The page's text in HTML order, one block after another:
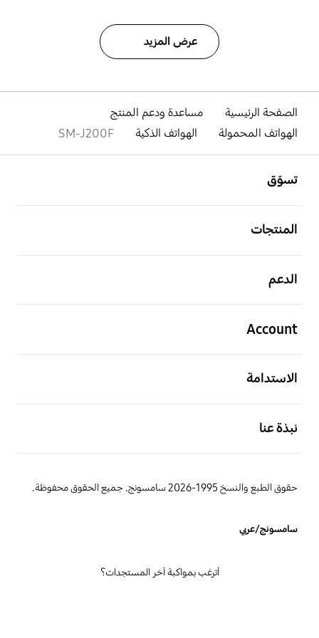
عرض المزيد
الصفحة الرئيسية
مساعدة ودعم المنتج
الهواتف المحمولة
الهواتف الذكية SM-J200F
تسوّق
المنتجات
الدعم
Account
الاستدامة
نبذة عنا
حقوق الطبع والنسخ 1995-2026 سامسونج. جميع الحقوق محفوظة.
سامسونج/عربي
أترغب بمواكبة آخر المستجدات؟